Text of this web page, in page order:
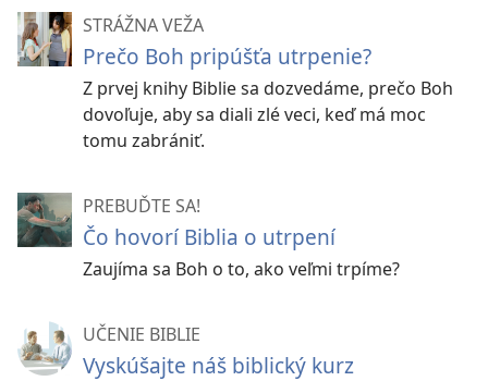
STRÁŽNA VEŽA
Prečo Boh pripúšťa utrpenie?
Z prvej knihy Biblie sa dozvedáme, prečo Boh
dovoľuje, aby sa diali zlé veci, keď má moc
tomu zabrániť.
PREBUĎTE SA!
Čo hovorí Biblia o utrpení
Zaujíma sa Boh o to, ako veľmi trpíme?
UČENIE BIBLIE
Vyskúšajte náš biblický kurz